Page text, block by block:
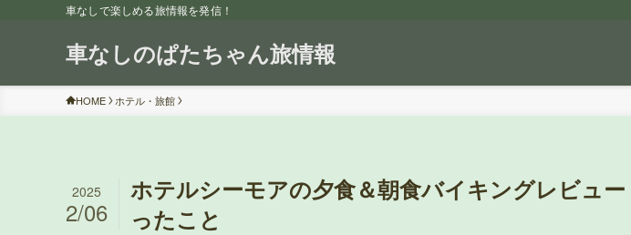
車なしで楽しめる旅情報を発信！
車なしのぱたちゃん旅情報
HOME ホテル・旅館
ホテルシーモアの夕食＆朝食バイキングレビュ
ったこと
2025
2/06